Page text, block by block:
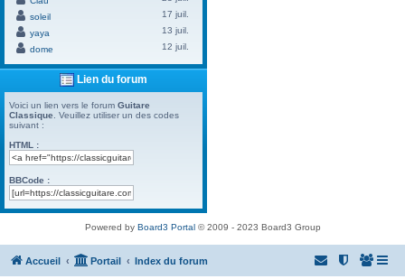
soleil
17 juil.
yaya
13 juil.
dome
12 juil.
Lien du forum
Voici un lien vers le forum Guitare
Classique . Veuillez utiliser un des codes
suivant :
HTML :
BBCode :
Powered by Board3 Portal© 2009 - 2023 Board3 Group
Accueil Portail Index du forum